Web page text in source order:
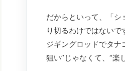
だからといって、「
り切るわけではない
ジギングロッドでタナ
狙い”じゃなくて、“楽